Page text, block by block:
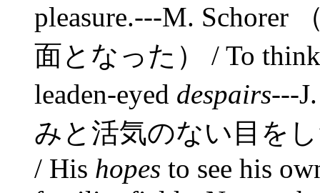
pleasure.---M. Schorer
面となった） / To
leaden-eyed despairs---
みと活気のない目を
/ His hopes to see his